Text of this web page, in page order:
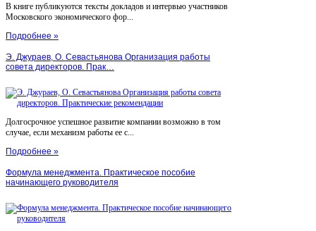
В книге публикуются тексты докладов и интервью участников
Московского экономического фор...
Подробнее »
Э. Джураев, О. Севастьянова Организация работы
совета директоров. Прак…
Долгосрочное успешное развитие компании возможно в том
случае, если механизм работы ее с...
Подробнее »
Формула менеджмента. Практическое пособие
начинающего руководителя